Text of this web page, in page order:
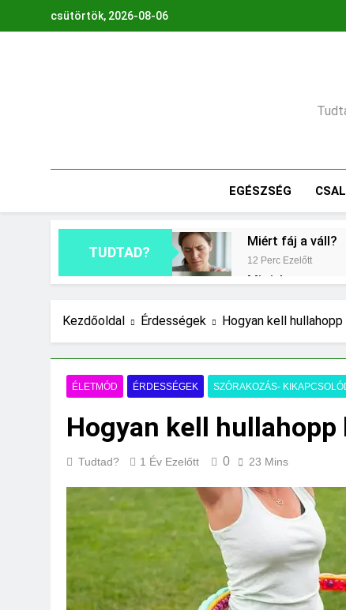
csütörtök, 2026-08-06
EGÉSZSÉG
TUDTAD?
Miért fáj a váll?
12 Perc Ezelőtt
Mit jelent a
Milyen fűtést
Mi kell az
3 Nap Ezelőtt
Kezdőoldal Érdességek Hogyan kell hullahopp
ÉLETMÓD ÉRDESSÉGEK SZÓRAKOZÁS-
Hogyan kell hullahopp
Tudtad? 1 Év Ezelőtt 0 23 Mins